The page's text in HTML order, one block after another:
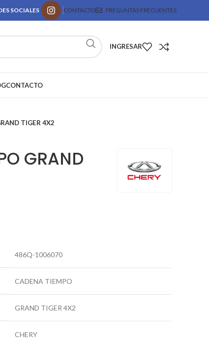
SOCIALES CONTACTO PREGUNTAS FRECUENTES
INGRESAR
CONTACTO
TIGER 4X2
GRAND
486Q-1006070
CADENA TIEMPO
GRAND TIGER 4X2
CHERY